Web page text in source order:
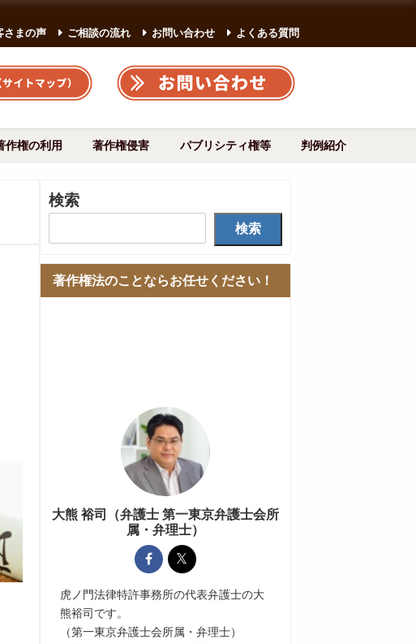
さまの声 ご相談の流れ お問い合わせ よくある質問
作権の利用 著作権侵害 パブリシティ権等 判例紹介
検索
検索
著作権法のことならお任せください！
大熊 裕司（弁護士 第一東京弁護士会所
属・弁理士）
虎ノ門法律特許事務所の代表弁護士の大
熊裕司です。
（第一東京弁護士会所属・弁理士）